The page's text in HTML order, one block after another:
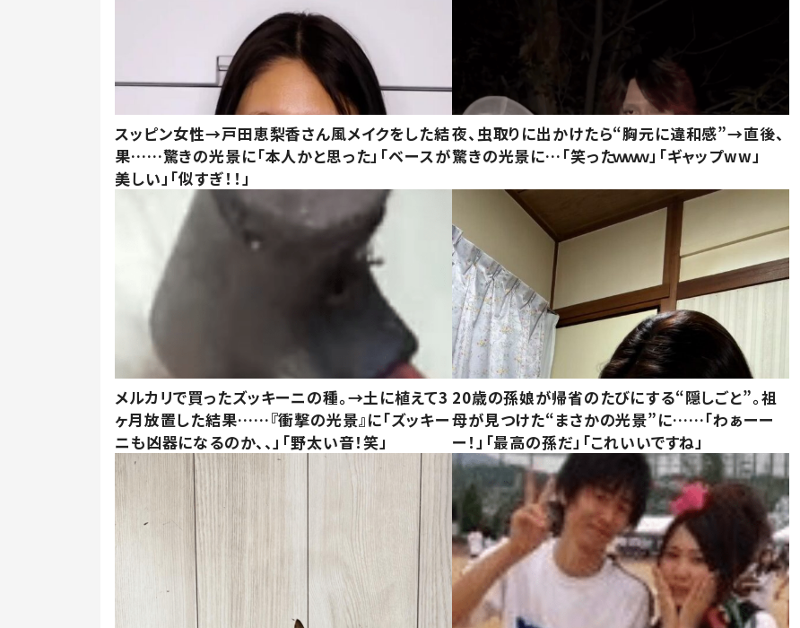
スッピン女性→戸田恵梨香さん風メイクをした結
果……驚きの光景に「本人かと思った」「ベースが
美しい」「似すぎ！！」
夜、虫取りに出かけたら“胸元に違和感”→直後、
驚きの光景に…「笑ったｗｗｗ」「ギャップww」
メルカリで買ったズッキーニの種。→土に植えて3
ヶ月放置した結果……『衝撃の光景』に「ズッキー
ニも凶器になるのか、、」「野太い音！笑」
20歳の孫娘が帰省のたびにする“隠しごと”。祖
母が見つけた“まさかの光景”に……「わぁーー
ー！」「最高の孫だ」「これいいですね」